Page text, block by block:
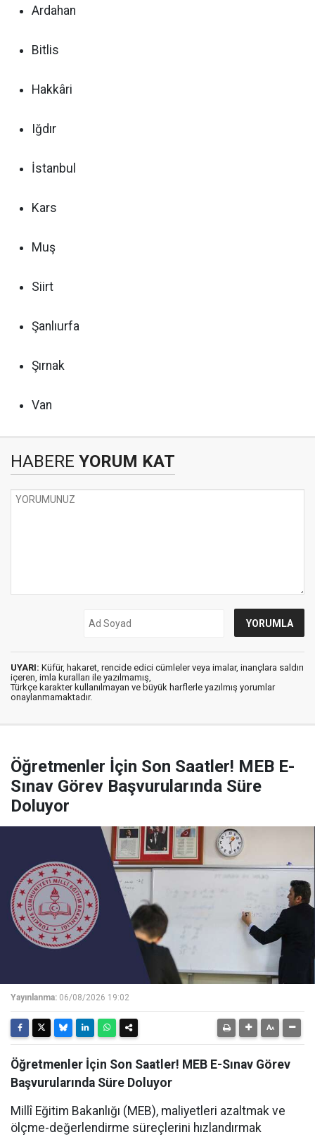
Ardahan
Bitlis
Hakkâri
Iğdır
İstanbul
Kars
Muş
Siirt
Şanlıurfa
Şırnak
Van
HABERE YORUM KAT
UYARI: Küfür, hakaret, rencide edici cümleler veya imalar, inançlara saldırı
içeren, imla kuralları ile yazılmamış,
Türkçe karakter kullanılmayan ve büyük harflerle yazılmış yorumlar
onaylanmamaktadır.
Öğretmenler İçin Son Saatler! MEB E-
Sınav Görev Başvurularında Süre
Doluyor
Yayınlanma: 06/08/2026 19:02
Öğretmenler İçin Son Saatler! MEB E-Sınav Görev
Başvurularında Süre Doluyor
Millî Eğitim Bakanlığı (MEB), maliyetleri azaltmak ve
ölçme-değerlendirme süreçlerini hızlandırmak